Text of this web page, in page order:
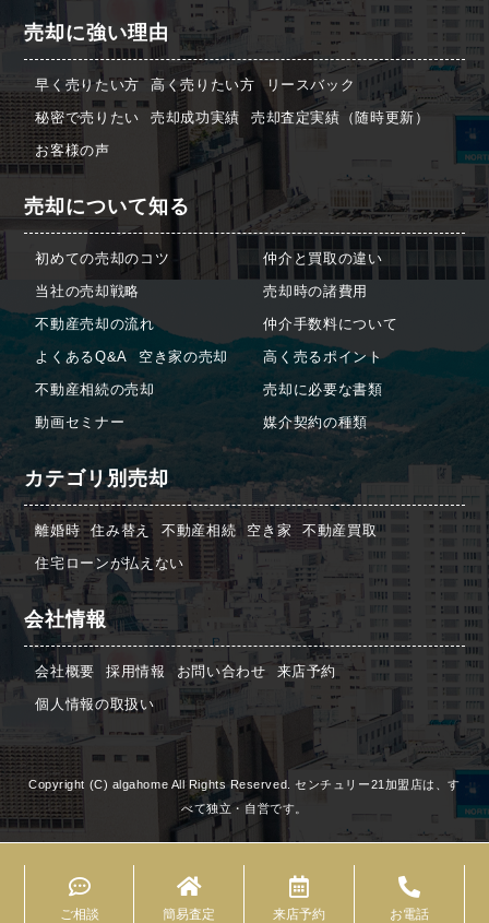
売却に強い理由
早く売りたい方 高く売りたい方
リースバック
秘密で売りたい
売却成功実績
売却査定実績（随時更新）
お客様の声
売却について知る
初めての売却のコツ
当社の売却戦略
不動産売却の流れ
よくあるQ&A
空き家の売却
不動産相続の売却
動画セミナー
仲介と買取の違い
売却時の諸費用
仲介手数料について
高く売るポイント
売却に必要な書類
媒介契約の種類
カテゴリ別売却
離婚時 住み替え 不動産相続 空き家
不動産買取
住宅ローンが払えない
会社情報
会社概要 採用情報 お問い合わせ
来店予約
個人情報の取扱い
Copyright (C) algahome All Rights Reserved. センチュリー21加盟店は、す
べて独立・自営です。
ご相談 簡易査定 来店予約 お電話